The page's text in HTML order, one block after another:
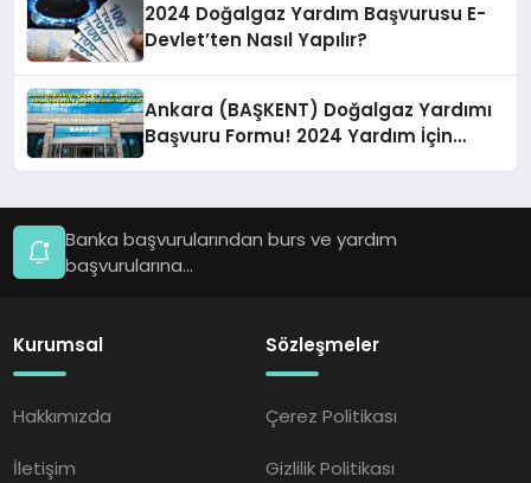
2024 Doğalgaz Yardım Başvurusu E-
Devlet’ten Nasıl Yapılır?
Ankara (BAŞKENT) Doğalgaz Yardımı
Başvuru Formu! 2024 Yardım İçin
Banka başvurularından burs ve yardım
başvurularına...
Kurumsal
Hakkımızda
İletişim
Sözleşmeler
Çerez Politikası
Gizlilik Politikası